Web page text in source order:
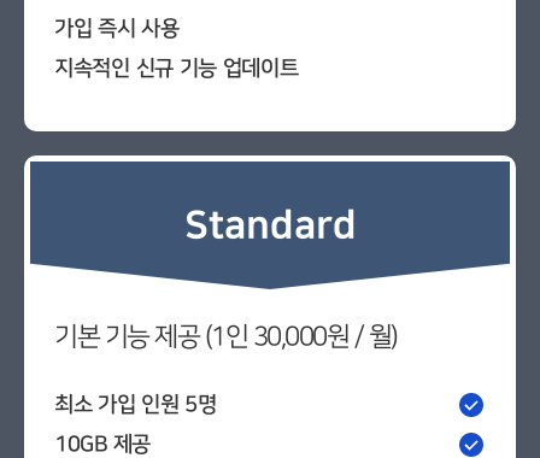
가입 즉시 사용
지속적인 신규 기능 업데이트
Standard
기본 기능 제공 (1인 30,000원 / 월)
최소 가입 인원 5명
10GB 제공